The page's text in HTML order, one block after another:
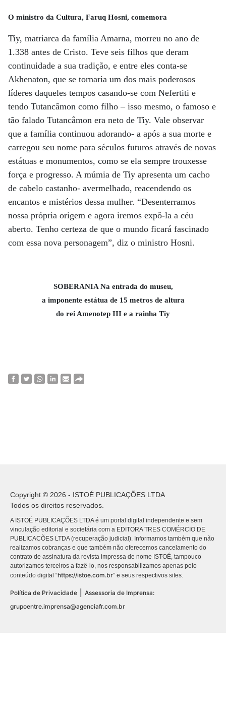
O ministro da Cultura, Faruq Hosni, comemora
Tiy, matriarca da família Amarna, morreu no ano de
1.338 antes de Cristo. Teve seis filhos que deram
continuidade a sua tradição, e entre eles conta-se
Akhenaton, que se tornaria um dos mais poderosos
líderes daqueles tempos casando-se com Nefertiti e
tendo Tutancâmon como filho – isso mesmo, o famoso e
tão falado Tutancâmon era neto de Tiy. Vale observar
que a família continuou adorando- a após a sua morte e
carregou seu nome para séculos futuros através de novas
estátuas e monumentos, como se ela sempre trouxesse
força e progresso. A múmia de Tiy apresenta um cacho
de cabelo castanho- avermelhado, reacendendo os
encantos e mistérios dessa mulher. “Desenterramos
nossa própria origem e agora iremos expô-la a céu
aberto. Tenho certeza de que o mundo ficará fascinado
com essa nova personagem”, diz o ministro Hosni.
SOBERANIA Na entrada do museu,
a imponente estátua de 15 metros de altura
do rei Amenotep III e a rainha Tiy
Copyright © 2026 - ISTOÉ PUBLICAÇÕES LTDA
Todos os direitos reservados.
A ISTOÉ PUBLICAÇÕES LTDA é um portal digital independente e sem
vinculação editorial e societária com a EDITORA TRES COMÉRCIO DE
PUBLICACÕES LTDA (recuperação judicial). Informamos também que não
realizamos cobranças e que também não oferecemos cancelamento do
contrato de assinatura da revista impressa de nome ISTOÉ, tampouco
autorizamos terceiros a fazê-lo, nos responsabilizamos apenas pelo
conteúdo digital “https://istoe.com.br” e seus respectivos sites.
Política de Privacidade | Assessoria de Imprensa:
grupoentre.imprensa@agenciafr.com.br